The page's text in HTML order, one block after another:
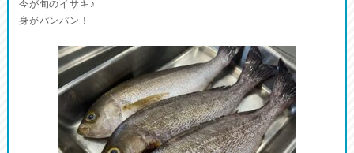
今が旬のイサキ♪
身がパンパン！